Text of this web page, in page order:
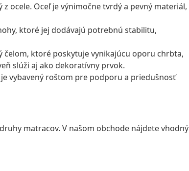
ocele. Oceľ je výnimočne tvrdý a pevný materiál,
ktoré jej dodávajú potrebnú stabilitu,
čelom, ktoré poskytuje vynikajúcu oporu chrbta,
slúži aj ako dekoratívny prvok.
vybavený roštom pre podporu a priedušnosť
matracov. V našom obchode nájdete vhodný